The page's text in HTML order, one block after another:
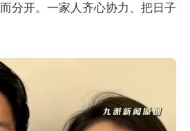
分开。一家人齐心协力、把日子